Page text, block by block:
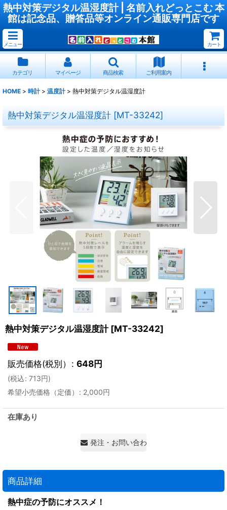
熱中対策デジタル温湿度計 | 名前入れどっとこむ 本
館は記念品、贈答品等オンライン通販専門店です
メニュー カート
カテゴリ マイページ 商品検索 ご利用案内
HOME > 時計 > 温度計 > 熱中対策デジタル温湿度計
熱中対策デジタル温湿度計 [MT-33242]
熱中対策デジタル温湿度計 [MT-33242]
販売価格(税別） : 648円
(税込: 713円)
希望小売価格（定価）
: 2,000円
在庫あり
発注・お問い合わせ・見積もり依頼
商品詳細
熱中症の予防にオススメ！